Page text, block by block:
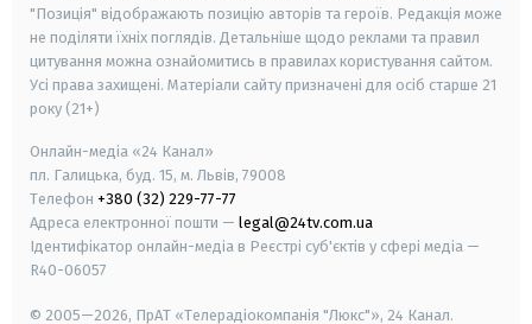
"Позиція" відображають позицію авторів та героїв. Редакція може
не поділяти їхніх поглядів. Детальніше щодо реклами та правил
цитування можна ознайомитись в правилах користування сайтом.
Усі права захищені. Матеріали сайту призначені для осіб старше 21
року (21+)
Онлайн-медіа «24 Канал»
пл. Галицька, буд. 15, м. Львів, 79008
Телефон +380 (32) 229-77-77
Адреса електронної пошти — legal@24tv.com.ua
Ідентифікатор онлайн-медіа в Реєстрі суб'єктів у сфері медіа —
R40-06057
© 2005—2026, ПрАТ «Телерадіокомпанія "Люкс"», 24 Канал.